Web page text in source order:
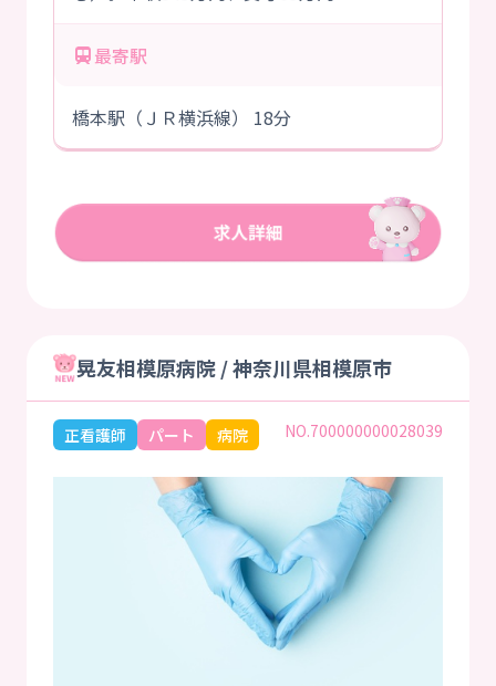
最寄駅
橋本駅（ＪＲ横浜線） 18分
晃友相模原病院 / 神奈川県相模原市
正看護師 パート 病院 NO.700000000028039